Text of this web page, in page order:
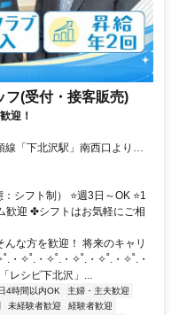
フ(受付・接客販売)
迎！
「下北沢駅」南西口より徒
シフト制） ⭐週3日～OK ⭐1
歓迎 ✤シフトはお気軽にご相
な方を歓迎！ 将来のキャリ
・✧˚.・✧˚.・✧˚.・✧˚.・✧˚.・
レシピ下北沢」...
4時間以内OK
主婦・主夫歓迎
未経験者歓迎
経験者歓迎